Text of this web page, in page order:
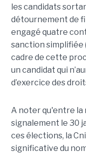
les candidats
détournement de
engagé quatre
sanction simplifiée
cadre de cette
un candidat qui
d’exercice des
A noter qu'entre la
signalement le 30
ces élections, la
significative du